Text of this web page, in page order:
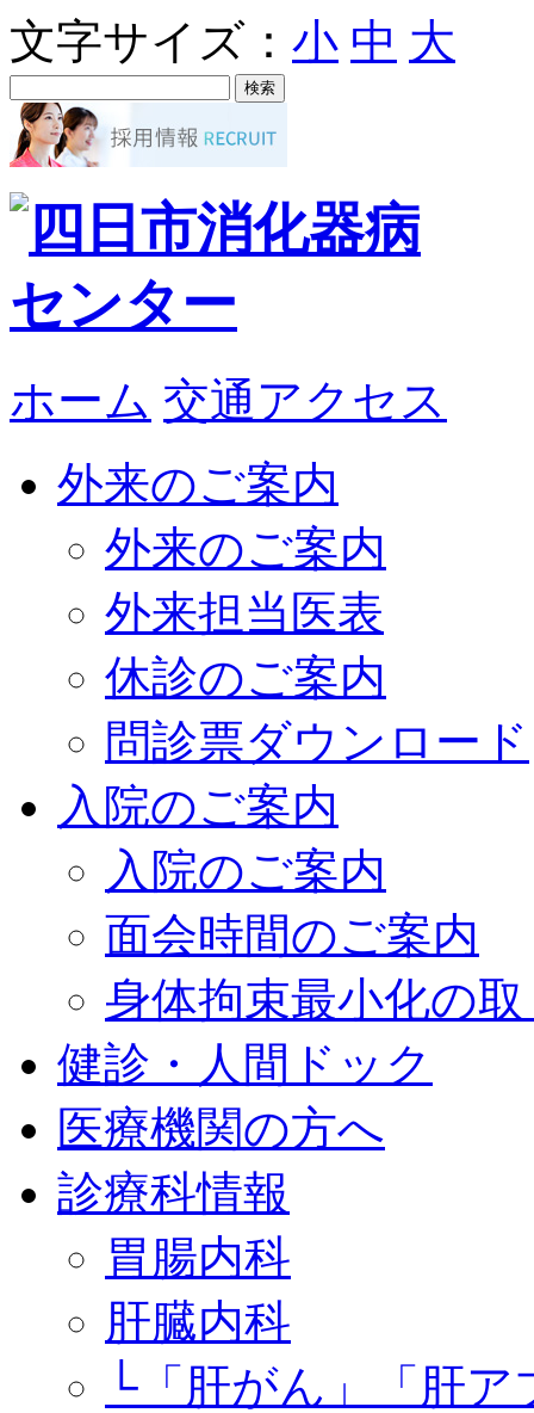
文字サイズ： 小 中 大
ホーム 交通アクセス
外来のご案内
外来のご案内
外来担当医表
休診のご案内
問診票ダウンロード
入院のご案内
入院のご案内
面会時間のご案内
身体拘束最小化の
健診・人間ドック
医療機関の方へ
診療科情報
胃腸内科
肝臓内科
└「肝がん」「肝